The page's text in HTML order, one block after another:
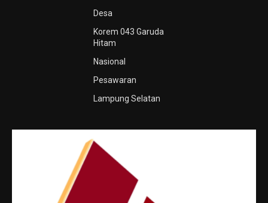
Desa
Korem 043 Garuda
Hitam
Nasional
Pesawaran
Lampung Selatan